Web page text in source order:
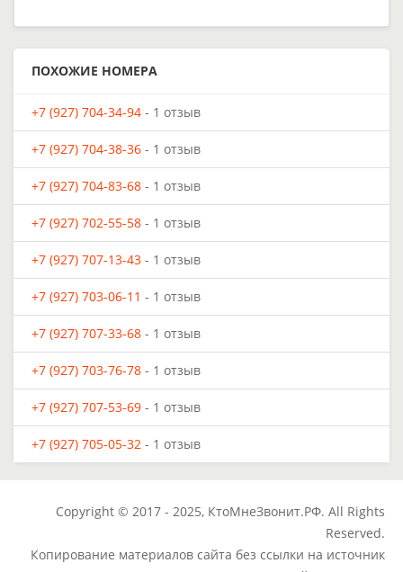
ПОХОЖИЕ НОМЕРА
+7 (927) 704-34-94 - 1 отзыв
+7 (927) 704-38-36 - 1 отзыв
+7 (927) 704-83-68 - 1 отзыв
+7 (927) 702-55-58 - 1 отзыв
+7 (927) 707-13-43 - 1 отзыв
+7 (927) 703-06-11 - 1 отзыв
+7 (927) 707-33-68 - 1 отзыв
+7 (927) 703-76-78 - 1 отзыв
+7 (927) 707-53-69 - 1 отзыв
+7 (927) 705-05-32 - 1 отзыв
Copyright © 2017 - 2025, КтоМнеЗвонит.РФ. All Rights
Reserved.
Копирование материалов сайта без ссылки на источник